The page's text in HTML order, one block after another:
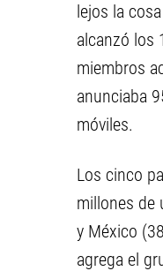
lejos la
alcanzó los
miembros
anunciaba
móviles.
Los cinco
millones de
y México
agrega el